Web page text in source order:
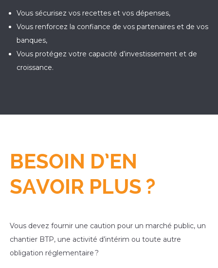
Vous sécurisez vos recettes et vos dépenses,
Vous renforcez la confiance de vos partenaires et de vos
banques,
Vous protégez votre capacité d’investissement et de
croissance.
BESOIN D’EN
SAVOIR PLUS ?
Vous devez fournir une caution pour un marché public, un
chantier BTP, une activité d’intérim ou toute autre
obligation réglementaire ?